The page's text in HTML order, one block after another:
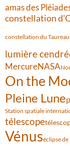
amas des
constellation
constellation du Taureau
lumière
MercureNASA
On the
Pleine Lune
Station spatiale
télescope
Vénuséclipse de